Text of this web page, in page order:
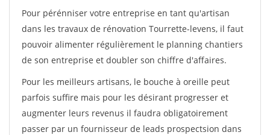
Pour pérénniser votre entreprise en tant qu'artisan
dans les travaux de rénovation Tourrette-levens, il faut
pouvoir alimenter régulièrement le planning chantiers
de son entreprise et doubler son chiffre d'affaires.
Pour les meilleurs artisans, le bouche à oreille peut
parfois suffire mais pour les désirant progresser et
augmenter leurs revenus il faudra obligatoirement
passer par un fournisseur de leads prospectsion dans